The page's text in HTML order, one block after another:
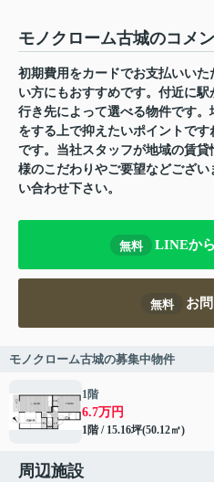
モノクローム古城のコメ
初期費用をカードでお支払いい
い方にもおすすめです。付近に
行き先によって選べる物件です
をする上で抑えたいポイントで
です。当社スタッフが地域の賃
様のこだわりやご要望などござ
い合わせ下さい。
無料 LINEか
無料 お
モノクローム古城の募集中物件
1階
6.7万円
1階 / 15.16坪(50.12㎡)
周辺施設